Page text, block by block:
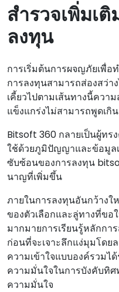
สํารวจเพิ่มเ
ลงทุน
การเริ่มต้นการผจญภัยเพื่อ
การลงทุนสามารถส่องสว่
เคี้ยวไปตามเส้นทางนี้คว
แข็งแกร่งไม่สามารถพูดเกิ
Bitsoft 360 กลายเป็นผู้ท
ใช้ด้วยภูมิปัญญาและข้อมูล
ซับซ้อนของการลงทุน
นาญที่เพิ่มขึ้น
ภายในการลงทุนอันกว้าง
ของตัวเลือกและลู่ทางที่ข
มากมายการเรียนรู้หลักกา
ก่อนที่จะเจาะลึกแง่มุมโดย
ความเข้าใจแบบองค์รวมไ
ความมั่นใจในการบังคับทิ
ความมั่นใจ